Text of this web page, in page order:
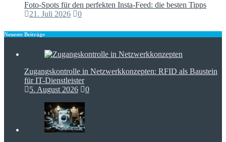
Foto-Spots für den perfekten Insta-Feed: die besten Tipps
21. Juli 2026
0
Neueste Beiträge
Zugangskontrolle in Netzwerkkonzepten: RFID als Baustein
für IT-Dienstleister
5. August 2026
0